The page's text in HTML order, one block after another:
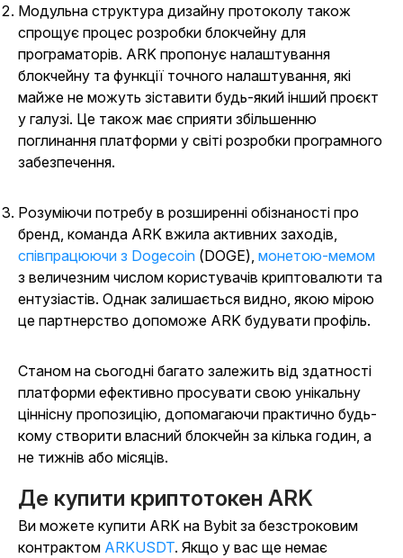
Модульна структура дизайну протоколу також
спрощує процес розробки блокчейну для
програматорів. ARK пропонує налаштування
блокчейну та функції точного налаштування, які
майже не можуть зіставити будь-який інший проєкт
у галузі. Це також має сприяти збільшенню
поглинання платформи у світі розробки програмного
забезпечення.
Розуміючи потребу в розширенні обізнаності про
бренд, команда ARK вжила активних заходів,
співпрацюючи з Dogecoin (DOGE), монетою-мемом
з величезним числом користувачів криптовалюти та
ентузіастів. Однак залишається видно, якою мірою
це партнерство допоможе ARK будувати профіль.
Станом на сьогодні багато залежить від здатності
платформи ефективно просувати свою унікальну
ціннісну пропозицію, допомагаючи практично будь-
кому створити власний блокчейн за кілька годин, а
не тижнів або місяців.
Де купити криптотокен ARK
Ви можете купити ARK на Bybit за безстроковим
контрактом ARKUSDT. Якщо у вас ще немає